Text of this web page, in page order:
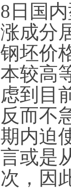
8日国
涨成分
钢坯价
本较高
虑到目
反而不
期内迫
言或是
次，因